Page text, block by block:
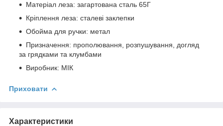
Матеріал леза: загартована сталь 65Г
Кріплення леза: сталеві заклепки
Обойма для ручки: метал
Призначення: прополювання, розпушування, догляд
за грядками та клумбами
Виробник: МІК
Приховати
Характеристики